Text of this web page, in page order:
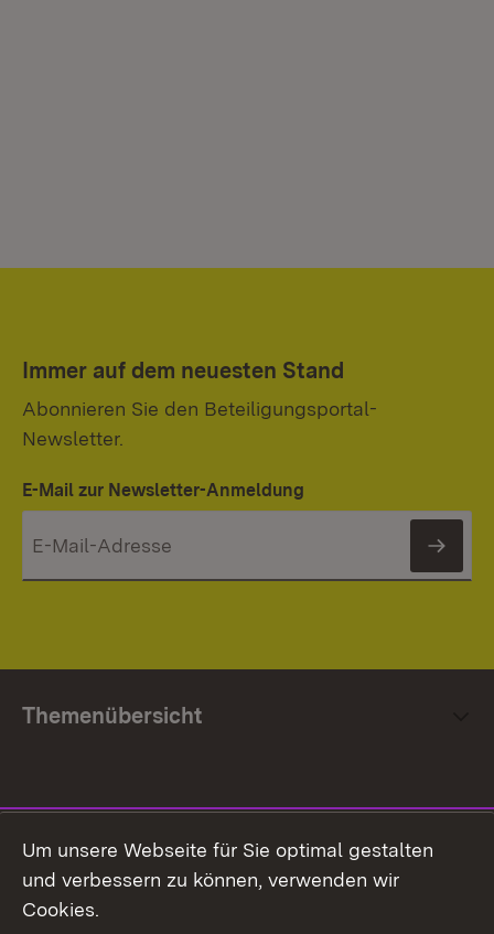
Immer auf dem neuesten Stand
Abonnieren Sie den Beteiligungsportal-
Newsletter.
E-Mail zur Newsletter-Anmeldung
Themenübersicht
Facebook
Um unsere Webseite für Sie optimal gestalten
und verbessern zu können, verwenden wir
Cookies.